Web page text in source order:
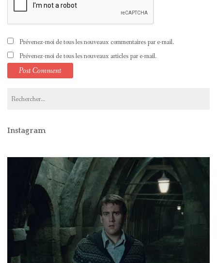
Prévenez-moi de tous les nouveaux commentaires par e-mail.
Prévenez-moi de tous les nouveaux articles par e-mail.
Instagram